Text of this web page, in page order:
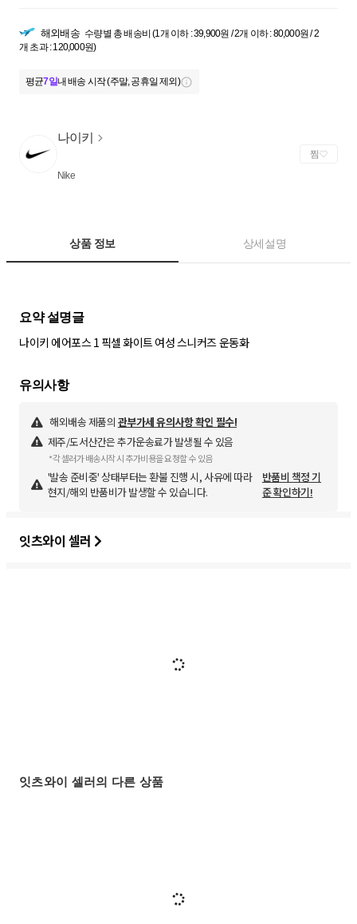
해외배송 수량별 총 배송비 (1개 이하 : 39,900원 / 2개 이하 : 80,000원 / 2
개 초과 : 120,000원)
평균7일내 배송 시작 (주말, 공휴일 제외)
나이키
Nike
찜
상품 정보 상세설명
요약 설명글
나이키 에어포스 1 픽셀 화이트 여성 스니커즈 운동화
유의사항
해외배송 제품의 관부가세 유의사항 확인 필수!
제주/도서산간은 추가운송료가 발생될 수 있음
*각 셀러가 배송시작 시 추가비용을 요청할 수 있음
'발송 준비중' 상태부터는 환불 진행 시, 사유에 따라
현지/해외 반품비가 발생할 수 있습니다.
반품비 책정 기
준 확인하기!
잇츠와이 셀러
잇츠와이 셀러의 다른 상품